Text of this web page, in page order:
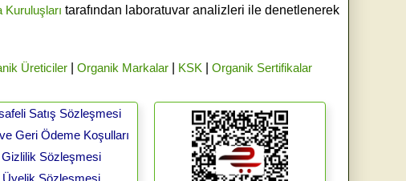
tarafından laboratuvar analizleri ile denetlenerek
Üreticiler| Organik Markalar| KSK Organik Sertifikalar
Satış Sözleşmesi
Geri Ödeme Koşulları
Gizlilik Sözleşmesi